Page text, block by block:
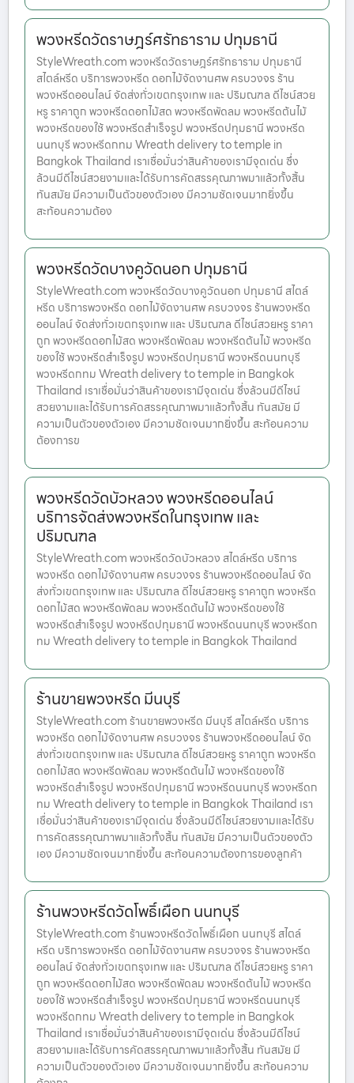
พวงหรีดวัดราษฎร์ศรัทธาราม ปทุมธานี
StyleWreath.com พวงหรีดวัดราษฎร์ศรัทธาราม ปทุมธานี
สไตล์หรีด บริการพวงหรีด ดอกไม้จัดงานศพ ครบวงจร ร้าน
พวงหรีดออนไลน์ จัดส่งทั่วเขตกรุงเทพ และ ปริมณฑล ดีไซน์สวย
หรู ราคาถูก พวงหรีดดอกไม้สด พวงหรีดพัดลม พวงหรีดต้นไม้
พวงหรีดของใช้ พวงหรีดสำเร็จรูป พวงหรีดปทุมธานี พวงหรีด
นนทบุรี พวงหรีดกทม Wreath delivery to temple in
Bangkok Thailand เราเชื่อมั่นว่าสินค้าของเรามีจุดเด่น ซึ่ง
ล้วนมีดีไซน์สวยงามและได้รับการคัดสรรคุณภาพมาแล้วทั้งสิ้น
ทันสมัย มีความเป็นตัวของตัวเอง มีความชัดเจนมากยิ่งขึ้น
สะท้อนความต้อง
พวงหรีดวัดบางคูวัดนอก ปทุมธานี
StyleWreath.com พวงหรีดวัดบางคูวัดนอก ปทุมธานี สไตล์
หรีด บริการพวงหรีด ดอกไม้จัดงานศพ ครบวงจร ร้านพวงหรีด
ออนไลน์ จัดส่งทั่วเขตกรุงเทพ และ ปริมณฑล ดีไซน์สวยหรู ราคา
ถูก พวงหรีดดอกไม้สด พวงหรีดพัดลม พวงหรีดต้นไม้ พวงหรีด
ของใช้ พวงหรีดสำเร็จรูป พวงหรีดปทุมธานี พวงหรีดนนทบุรี
พวงหรีดกทม Wreath delivery to temple in Bangkok
Thailand เราเชื่อมั่นว่าสินค้าของเรามีจุดเด่น ซึ่งล้วนมีดีไซน์
สวยงามและได้รับการคัดสรรคุณภาพมาแล้วทั้งสิ้น ทันสมัย มี
ความเป็นตัวของตัวเอง มีความชัดเจนมากยิ่งขึ้น สะท้อนความ
ต้องการข
พวงหรีดวัดบัวหลวง พวงหรีดออนไลน์
บริการจัดส่งพวงหรีดในกรุงเทพ และ
ปริมณฑล
StyleWreath.com พวงหรีดวัดบัวหลวง สไตล์หรีด บริการ
พวงหรีด ดอกไม้จัดงานศพ ครบวงจร ร้านพวงหรีดออนไลน์ จัด
ส่งทั่วเขตกรุงเทพ และ ปริมณฑล ดีไซน์สวยหรู ราคาถูก พวงหรีด
ดอกไม้สด พวงหรีดพัดลม พวงหรีดต้นไม้ พวงหรีดของใช้
พวงหรีดสำเร็จรูป พวงหรีดปทุมธานี พวงหรีดนนทบุรี พวงหรีดก
ทม Wreath delivery to temple in Bangkok Thailand
ร้านขายพวงหรีด มีนบุรี
StyleWreath.com ร้านขายพวงหรีด มีนบุรี สไตล์หรีด บริการ
พวงหรีด ดอกไม้จัดงานศพ ครบวงจร ร้านพวงหรีดออนไลน์ จัด
ส่งทั่วเขตกรุงเทพ และ ปริมณฑล ดีไซน์สวยหรู ราคาถูก พวงหรีด
ดอกไม้สด พวงหรีดพัดลม พวงหรีดต้นไม้ พวงหรีดของใช้
พวงหรีดสำเร็จรูป พวงหรีดปทุมธานี พวงหรีดนนทบุรี พวงหรีดก
ทม Wreath delivery to temple in Bangkok Thailand เรา
เชื่อมั่นว่าสินค้าของเรามีจุดเด่น ซึ่งล้วนมีดีไซน์สวยงามและได้รับ
การคัดสรรคุณภาพมาแล้วทั้งสิ้น ทันสมัย มีความเป็นตัวของตัว
เอง มีความชัดเจนมากยิ่งขึ้น สะท้อนความต้องการของลูกค้า
ร้านพวงหรีดวัดโพธิ์เผือก นนทบุรี
StyleWreath.com ร้านพวงหรีดวัดโพธิ์เผือก นนทบุรี สไตล์
หรีด บริการพวงหรีด ดอกไม้จัดงานศพ ครบวงจร ร้านพวงหรีด
ออนไลน์ จัดส่งทั่วเขตกรุงเทพ และ ปริมณฑล ดีไซน์สวยหรู ราคา
ถูก พวงหรีดดอกไม้สด พวงหรีดพัดลม พวงหรีดต้นไม้ พวงหรีด
ของใช้ พวงหรีดสำเร็จรูป พวงหรีดปทุมธานี พวงหรีดนนทบุรี
พวงหรีดกทม Wreath delivery to temple in Bangkok
Thailand เราเชื่อมั่นว่าสินค้าของเรามีจุดเด่น ซึ่งล้วนมีดีไซน์
สวยงามและได้รับการคัดสรรคุณภาพมาแล้วทั้งสิ้น ทันสมัย มี
ความเป็นตัวของตัวเอง มีความชัดเจนมากยิ่งขึ้น สะท้อนความ